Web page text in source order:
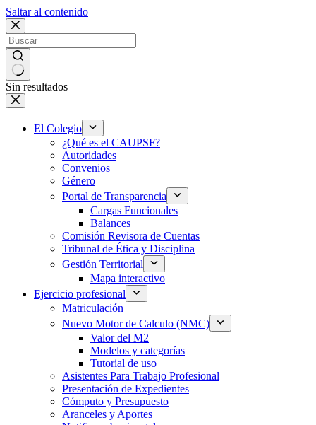
Saltar al contenido
Sin resultados
El Colegio
¿Qué es el CAUPSF?
Autoridades
Convenios
Género
Portal de Transparencia
Cargas Funcionales
Balances
Comisión Revisora de Cuentas
Tribunal de Ética y Disciplina
Gestión Territorial
Mapa interactivo
Ejercicio profesional
Matriculación
Nuevo Motor de Calculo (NMC)
Valor del M2
Modelos y categorías
Tutorial de uso
Asistentes Para Trabajo Profesional
Presentación de Expedientes
Cómputo y Presupuesto
Aranceles y Aportes